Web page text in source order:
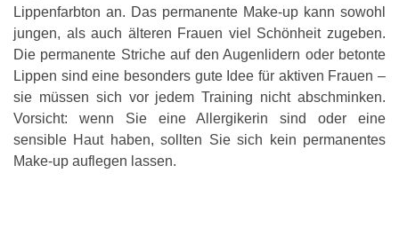
Lippenfarbton an. Das permanente Make-up kann sowohl
jungen, als auch älteren Frauen viel Schönheit zugeben.
Die permanente Striche auf den Augenlidern oder betonte
Lippen sind eine besonders gute Idee für aktiven Frauen –
sie müssen sich vor jedem Training nicht abschminken.
Vorsicht: wenn Sie eine Allergikerin sind oder eine
sensible Haut haben, sollten Sie sich kein permanentes
Make-up auflegen lassen.